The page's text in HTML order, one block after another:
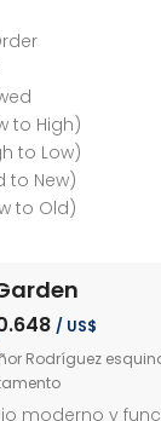
to High)
to Low)
to New)
to Old)
/ US$
Rodríguez
moderno y